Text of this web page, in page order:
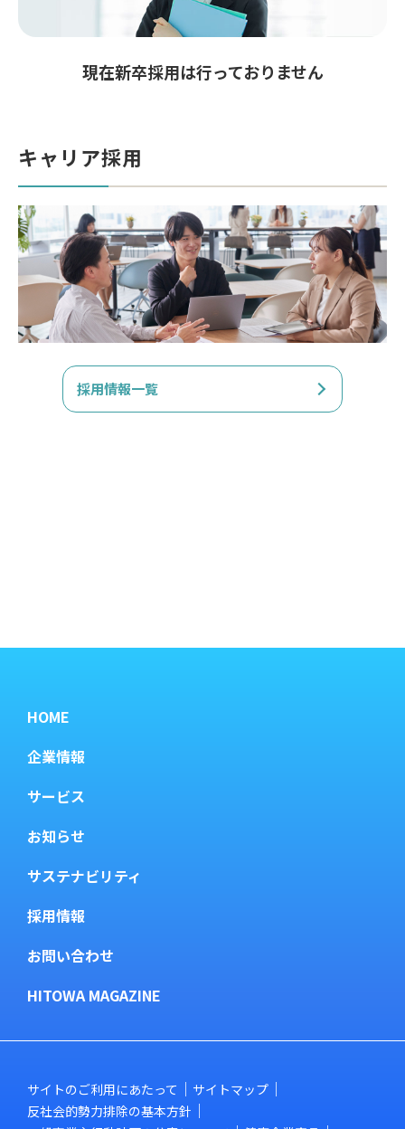
現在新卒採用は行っておりません
キャリア採用
採用情報一覧
HOME
企業情報
サービス
お知らせ
サステナビリティ
採用情報
お問い合わせ
HITOWA MAGAZINE
サイトのご利用にあたって
サイトマップ
反社会的勢力排除の基本方針